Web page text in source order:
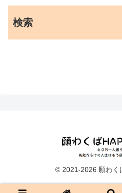
検索
© 2021-2026 願わく